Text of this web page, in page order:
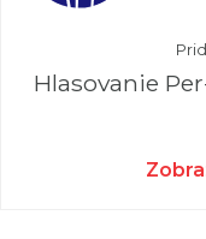
Hlasovanie